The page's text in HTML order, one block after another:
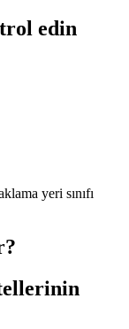
edin
yeri sınıfı